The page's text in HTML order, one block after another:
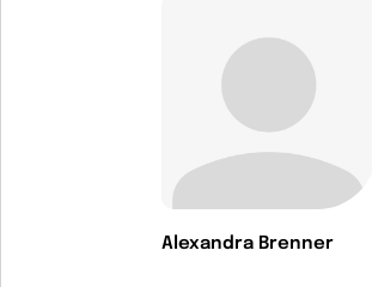
Alexandra Brenner